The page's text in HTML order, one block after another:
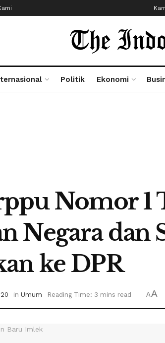
Politik Ekonomi
Nomor 1
Negara dan
ke DPR
in Umum Reading Time: 3 mins read AA